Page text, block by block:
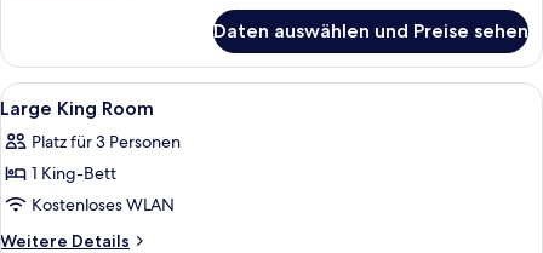
King
Room
Daten auswählen und Preise sehen
Alle
Fotos
für
Large
King
Room
Ein Schlafzimmer mit einem großen
14
Large King Room
Platz für 3 Personen
1 King-Bett
Kostenloses WLAN
Weitere Details
Weitere